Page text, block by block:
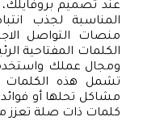
عند تصميم
المناسبة لجذب
منصات التواصل
الكلمات المفتاحية
ومجال عملك
تشمل هذه الكلمات
مشاكل تحلها أو
كلمات ذات صلة تعزز